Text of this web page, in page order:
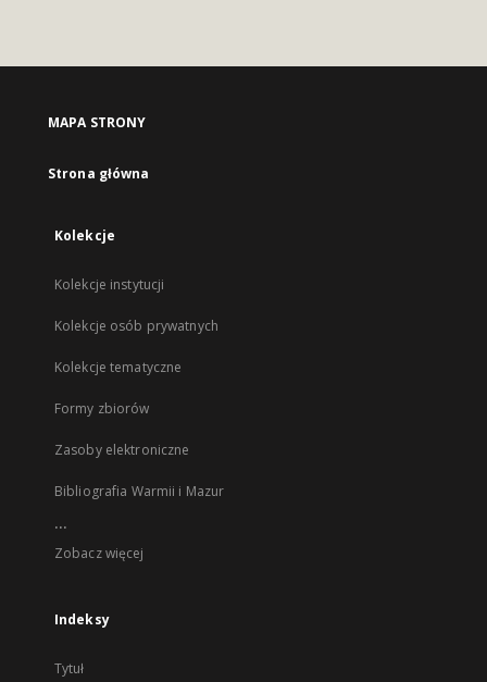
MAPA STRONY
Strona główna
Kolekcje
Kolekcje instytucji
Kolekcje osób prywatnych
Kolekcje tematyczne
Formy zbiorów
Zasoby elektroniczne
Bibliografia Warmii i Mazur
...
Zobacz więcej
Indeksy
Tytuł